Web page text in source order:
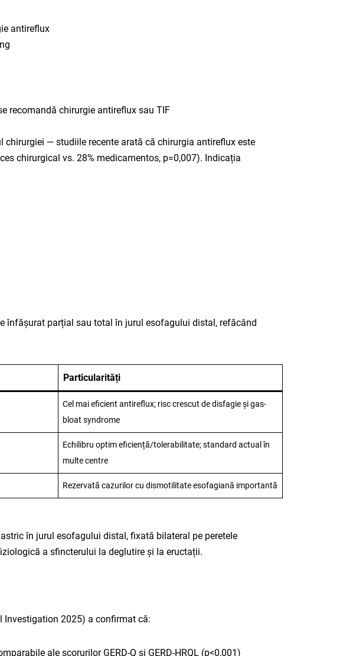
antireflux​
recomandă chirurgie antireflux sau TIF​
chirurgiei — studiile recente arată că chirurgia antireflux este
chirurgical vs. 28% medicamentos, p=0,007). Indicația
înfășurat parțial sau total în jurul esofagului distal, refăcând
Particularități
Cel mai eficient antireflux; risc crescut de disfagie și gas-
bloat syndrome
Echilibru optim eficiență/tolerabilitate; standard actual în
multe centre
Rezervată cazurilor cu dismotilitate esofagiană importantă
în jurul esofagului distal, fixată bilateral pe peretele
a sfincterului la deglutire și la eructații.
Investigation 2025) a confirmat că:​
ale scorurilor GERD-Q și GERD-HRQL (p<0,001)